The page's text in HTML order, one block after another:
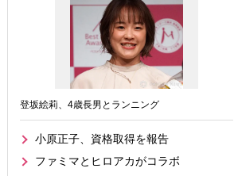
登坂絵莉、4歳長男とランニング
小原正子、資格取得を報告
ファミマとヒロアカがコラボ